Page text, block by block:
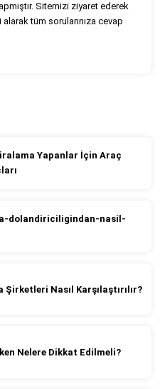
Sitemizi ziyaret ederek
alarak tüm sorularınıza cevap
Yapanlar İçin Araç
dolandiriciligindan-nasil-
Nasıl Karşılaştırılır?
Nelere Dikkat Edilmeli?